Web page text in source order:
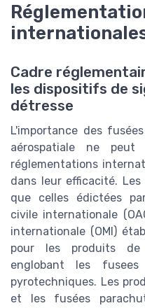
Cadre
les dispositifs de
détresse
L'importance des
aérospatiale ne
réglementations
dans leur efficacité.
que celles édictées
civile internationale
internationale (OMI)
pour les produits de
englobant les
pyrotechniques. Les
et les fusées